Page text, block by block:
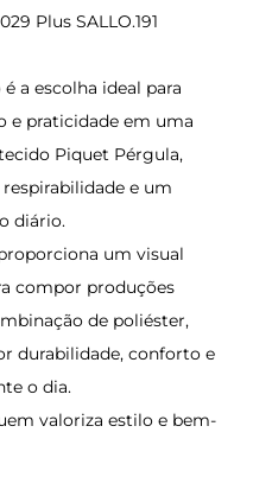
Plus SALLO.191
a escolha ideal para
e praticidade em uma
Piquet Pérgula,
e um
diário.
um visual
compor produções
de poliéster,
durabilidade, conforto e
o dia.
valoriza estilo e bem-